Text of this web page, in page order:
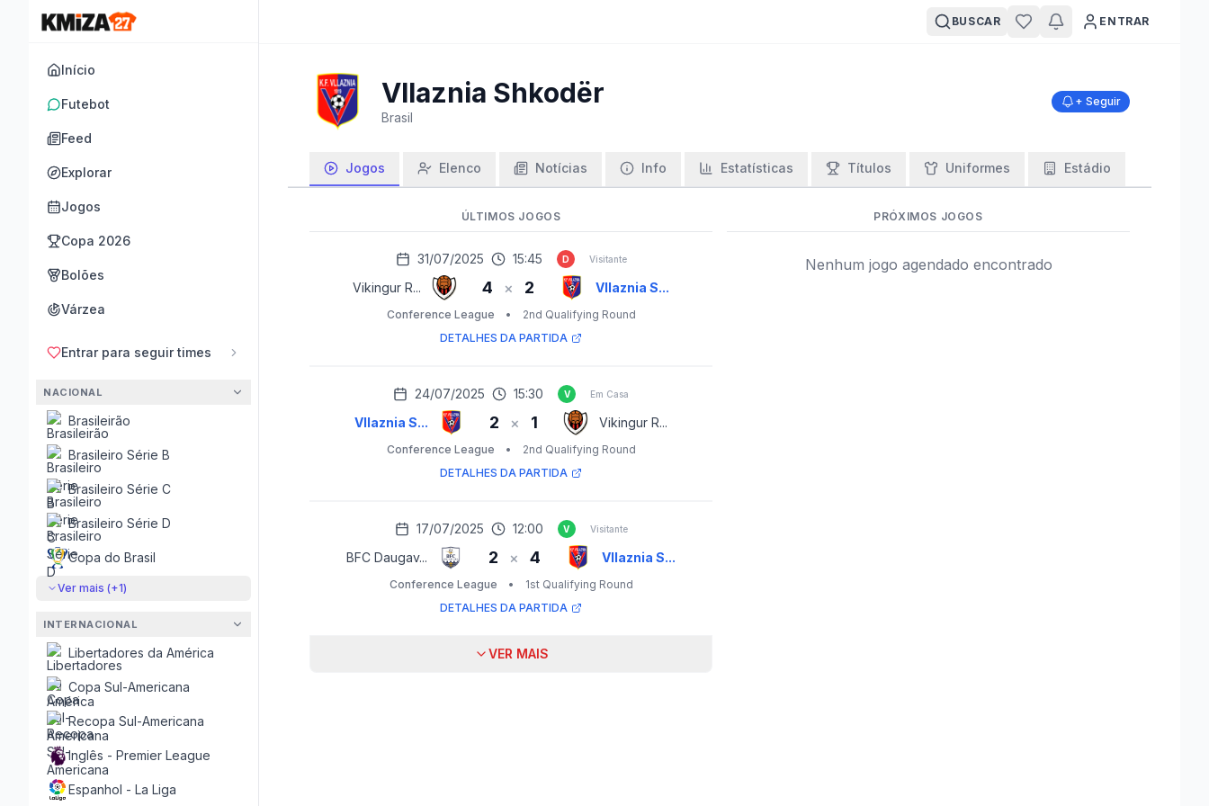
Início
Futebot
Feed
Explorar
Jogos
Copa 2026
Bolões
Várzea
Entrar para seguir times
NACIONAL
Brasileirão
Brasileiro Série B
Brasileiro Série C
Brasileiro Série D
Copa do Brasil
Ver mais (+1)
INTERNACIONAL
Libertadores da América
Copa Sul-Americana
Recopa Sul-Americana
Inglês - Premier League
Espanhol - La Liga
BUSCAR ENTRAR
Vllaznia Shkodër
Brasil
+ Seguir
Jogos Elenco Notícias Info Estatísticas Títulos Uniformes Estádio
ÚLTIMOS JOGOS
31/07/2025 15:45 D Visitante
Vikingur R... 4 × 2 Vllaznia S...
Conference League •
2nd Qualifying Round
DETALHES DA PARTIDA
24/07/2025 15:30 V Em Casa
Vllaznia S... 2 × 1 Vikingur R...
Conference League •
2nd Qualifying Round
DETALHES DA PARTIDA
17/07/2025 12:00 V Visitante
BFC Daugav... 2 × 4 Vllaznia S...
Conference League •
1st Qualifying Round
DETALHES DA PARTIDA
VER MAIS
PRÓXIMOS JOGOS
Nenhum jogo agendado encontrado